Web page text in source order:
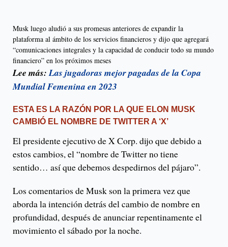
Musk luego aludió a sus promesas anteriores de expandir la
plataforma al ámbito de los servicios financieros y dijo que agregará
“comunicaciones integrales y la capacidad de conducir todo su mundo
financiero” en los próximos meses
Lee más:Las jugadoras mejor pagadas de la Copa
Mundial Femenina en 2023
ESTA ES LA RAZÓN POR LA QUE ELON MUSK
CAMBIÓ EL NOMBRE DE TWITTER A ‘X’
El presidente ejecutivo de X Corp. dijo que debido a
estos cambios, el “nombre de Twitter no tiene
sentido… así que debemos despedirnos del pájaro”.
Los comentarios de Musk son la primera vez que
aborda la intención detrás del cambio de nombre en
profundidad, después de anunciar repentinamente el
movimiento el sábado por la noche.